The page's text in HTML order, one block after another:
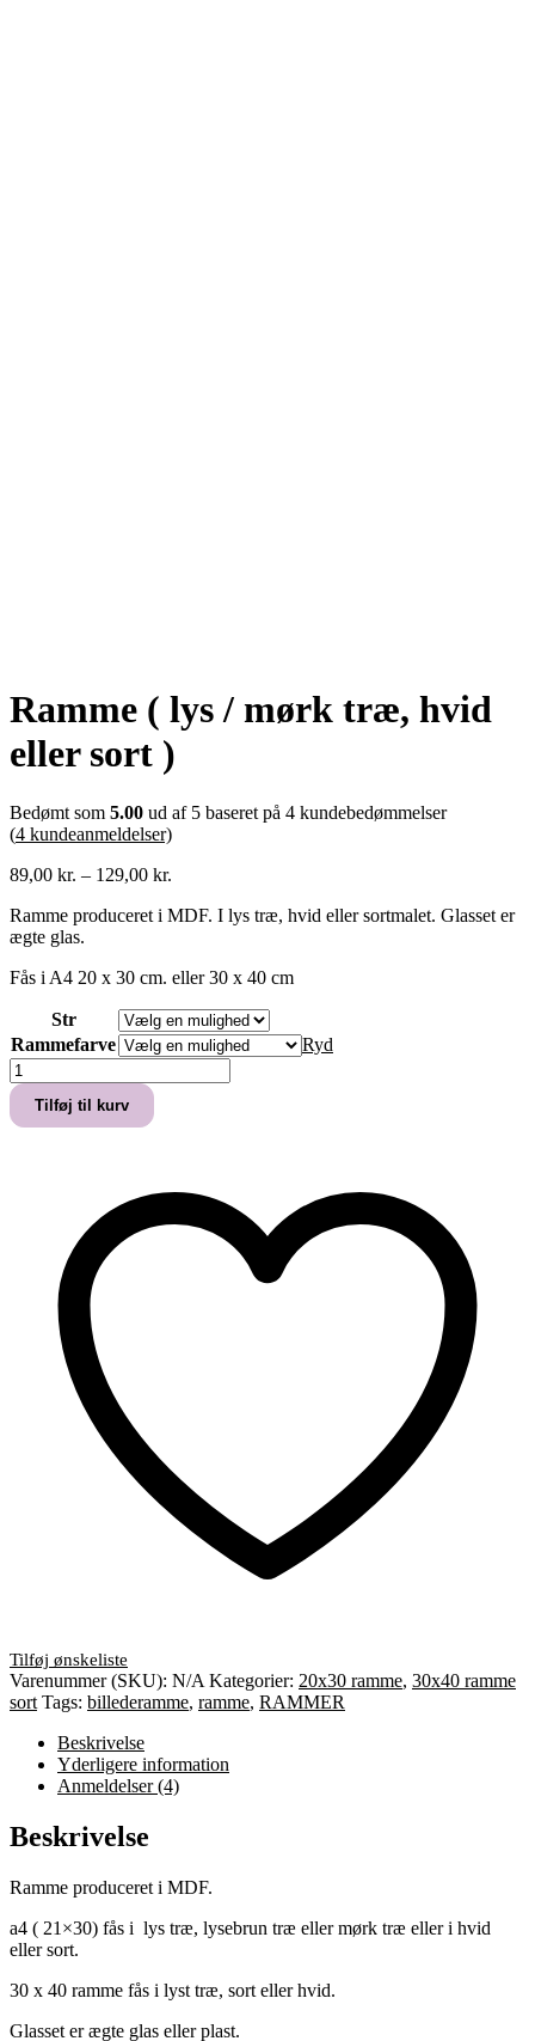
Ramme ( lys / mørk træ, hvid
eller sort )
Bedømt som 5.00 ud af 5 baseret på 4 kundebedømmelser
(4 kundeanmeldelser)
89,00 kr. – 129,00 kr.
til
Ramme produceret i MDF. I lys træ, hvid eller sortmalet. Glasset er
ægte glas.
Fås i A4 20 x 30 cm. eller 30 x 40 cm
Str
Rammefarve
Ryd
Ramme
(
Tilføj til kurv
Varenummer (SKU): N/A Kategorier: 20x30 ramme, 30x40 ramme
sort Tags: billederamme, ramme, RAMMER
Beskrivelse
Yderligere information
Anmeldelser (4)
Beskrivelse
Ramme produceret i MDF.
a4 ( 21×30) fås i lys træ, lysebrun træ eller mørk træ eller i hvid
eller sort.
30 x 40 ramme fås i lyst træ, sort eller hvid.
Glasset er ægte glas eller plast.